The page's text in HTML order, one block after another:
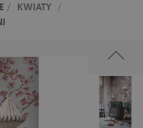
/ KWIATY /